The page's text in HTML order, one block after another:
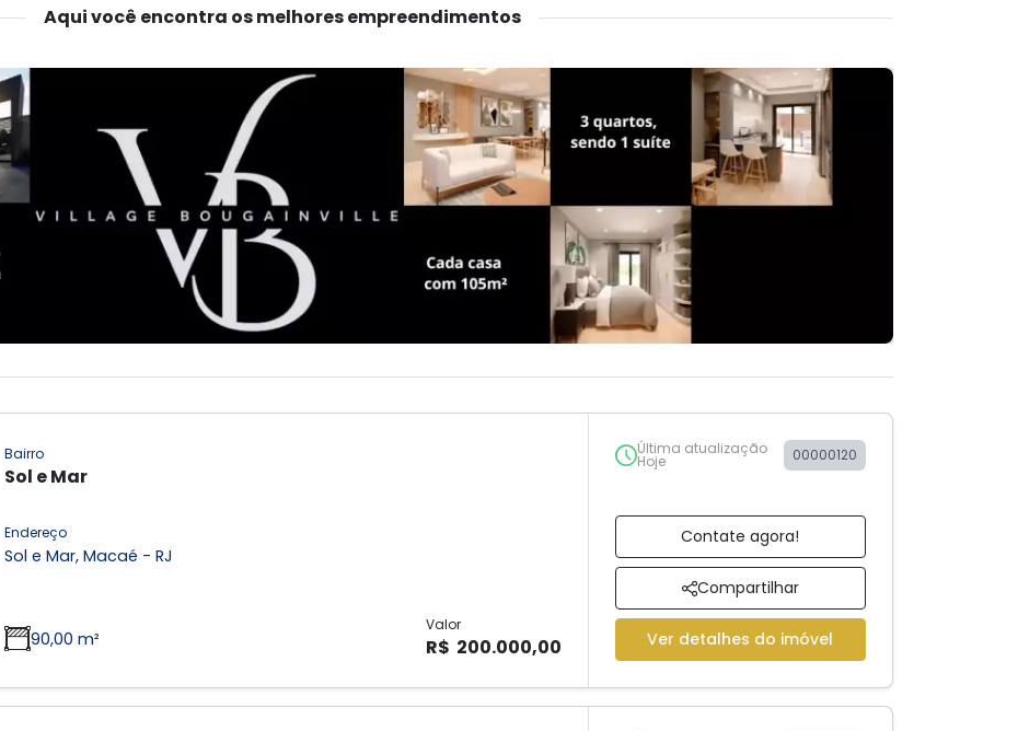
Aqui você encontra os melhores empreendimentos
Bairro
Sol e Mar
Endereço
Sol e Mar, Macaé - RJ
90,00 m²
Valor
R$ 200.000,00
Última atualização
Hoje 00000120
Contate agora!
Compartilhar
Ver detalhes do imóvel